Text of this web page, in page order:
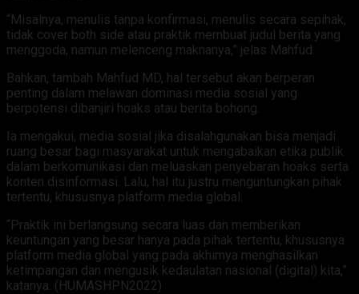
“Misalnya, menulis tanpa konfirmasi, menulis secara sepihak,
tidak cover both side atau praktik membuat judul berita yang
menggoda, namun melenceng maknanya,” jelas Mahfud.
Bahkan, tambah Mahfud MD, hal tersebut akan berperan
penting dalam melawan dominasi media sosial yang
berpotensi dibanjiri hoaks atau berita bohong.
Ia mengakui, media sosial jika disalahgunakan bisa menjadi
ruang besar bagi masyarakat untuk mengabaikan etika publik
dalam berkomunikasi dan meluaskan penyebaran hoaks serta
konten disinformasi. Lalu, hal itu justru menguntungkan pihak
tertentu, khususnya platform media global.
“Praktik ini berlangsung secara luas dan memberikan
keuntungan yang besar hanya pada pihak tertentu, khususnya
platform media global yang pada akhirnya menghasilkan
ketimpangan dan mengusik kedaulatan nasional (digital) kita,”
katanya. (HUMASHPN2022)